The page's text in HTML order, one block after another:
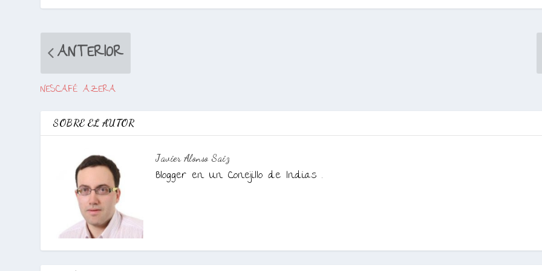
ANTERIOR
NESCAFÉ AZERA
SOBRE EL AUTOR
Javier Alonso Saiz
Blogger en Un Conejillo de Indias .